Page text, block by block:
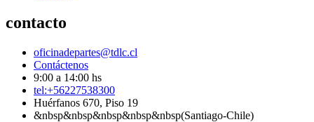
contacto
oficinadepartes@tdlc.cl
Contáctenos
9:00 a 14:00 hs
tel:+56227538300
Huérfanos 670, Piso 19
&nbsp&nbsp&nbsp&nbsp&nbsp(Santiago-Chile)